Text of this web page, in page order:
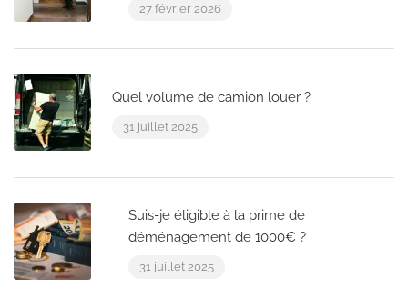
27 février 2026
Quel volume de camion louer ?
31 juillet 2025
Suis-je éligible à la prime de
déménagement de 1000€ ?
31 juillet 2025